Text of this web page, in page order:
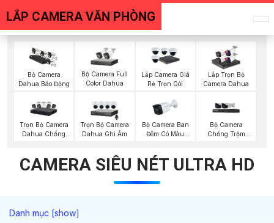
LẮP CAMERA VĂN PHÒNG
Bộ Camera
Dahua Báo Động
Bộ Camera Full
Color Dahua
Lắp Camera Giá
Rẻ Trọn Gói
Lắp Trọn Bộ
Camera Dahua
Trọn Bộ Camera
Dahua Chống
Trọn Bộ Camera
Dahua Ghi Âm
Bộ Camera Ban
Đêm Có Màu
Bộ Camera
Chống Trộm
CAMERA SIÊU NÉT ULTRA HD